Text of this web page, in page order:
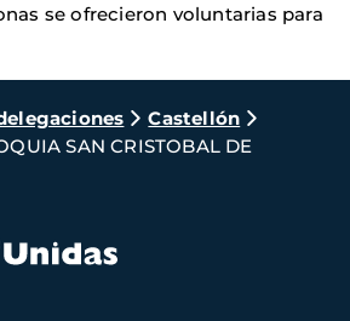
se ofrecieron voluntarias para
Castellón
SAN CRISTOBAL DE